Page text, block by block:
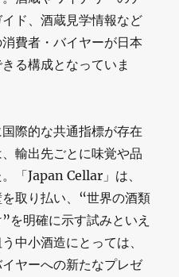
ド、酒蔵見学情報など
費者・バイヤーが日本
る構成となっていま
際的な共通指標が存在
輸出先ごとに味覚や品
「Japan Cellar」は、
取り払い、“世界の酒類
を明確に示す試みといえ
中小酒造にとっては、
ヤーへの新たなプレゼ